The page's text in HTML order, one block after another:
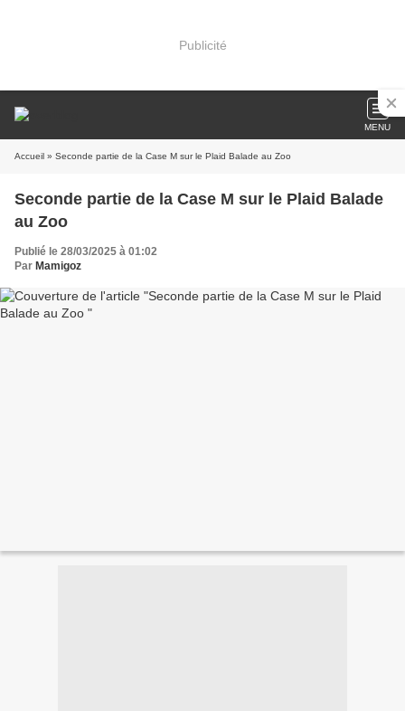
Publicité
MENU
Accueil » Seconde partie de la Case M sur le Plaid Balade au Zoo
Seconde partie de la Case M sur le Plaid Balade
au Zoo
Publié le 28/03/2025 à 01:02
Par Mamigoz